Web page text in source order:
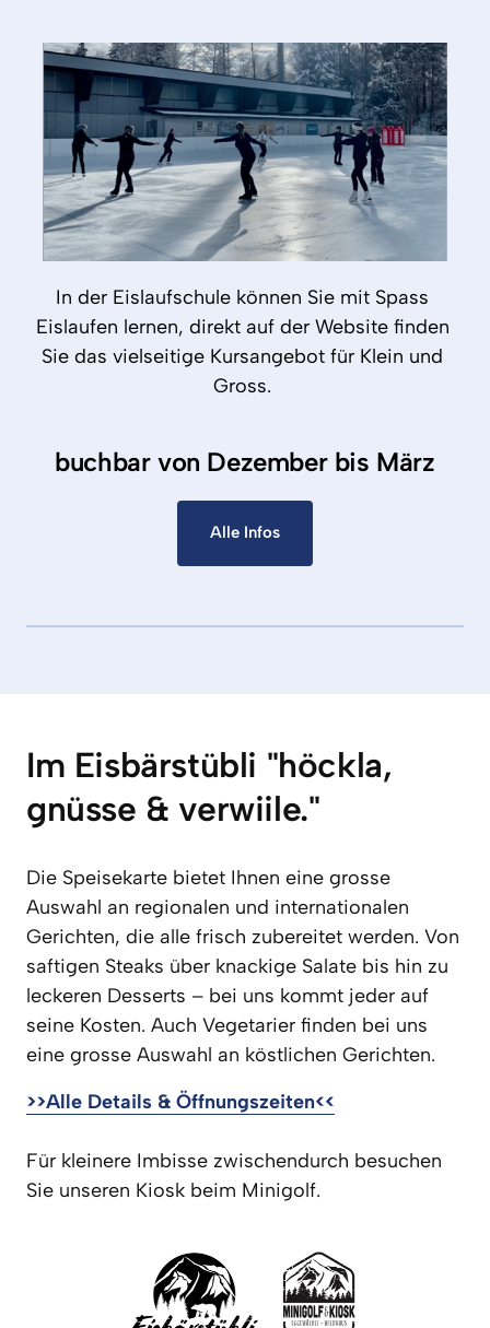
In der Eislaufschule können Sie mit
Eislaufen lernen, direkt auf der Website
Sie das vielseitige Kursangebot für Klein
Gross.
buchbar von Dezember bis März
Alle Infos
Im Eisbärstübli "höckla,
gnüsse & verwiile."
Die Speisekarte bietet Ihnen eine grosse
Auswahl an regionalen und internationalen
Gerichten, die alle frisch zubereitet werden. Von
saftigen Steaks über knackige Salate bis hin zu
leckeren Desserts – bei uns kommt jeder auf
seine Kosten. Auch Vegetarier finden bei uns
eine grosse Auswahl an köstlichen Gerichten.
>>Alle Details & Öffnungszeiten<<
Für kleinere Imbisse zwischendurch besuchen
Sie unseren Kiosk beim Minigolf.